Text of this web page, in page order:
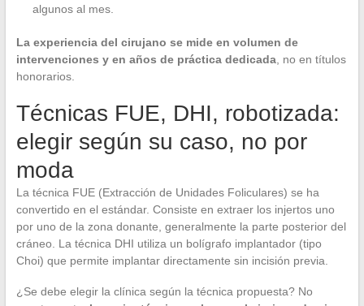
algunos al mes.
La experiencia del cirujano se mide en volumen de
intervenciones y en años de práctica dedicada, no en títulos
honorarios.
Técnicas FUE, DHI, robotizada:
elegir según su caso, no por
moda
La técnica FUE (Extracción de Unidades Foliculares) se ha
convertido en el estándar. Consiste en extraer los injertos uno
por uno de la zona donante, generalmente la parte posterior del
cráneo. La técnica DHI utiliza un bolígrafo implantador (tipo
Choi) que permite implantar directamente sin incisión previa.
¿Se debe elegir la clínica según la técnica propuesta? No